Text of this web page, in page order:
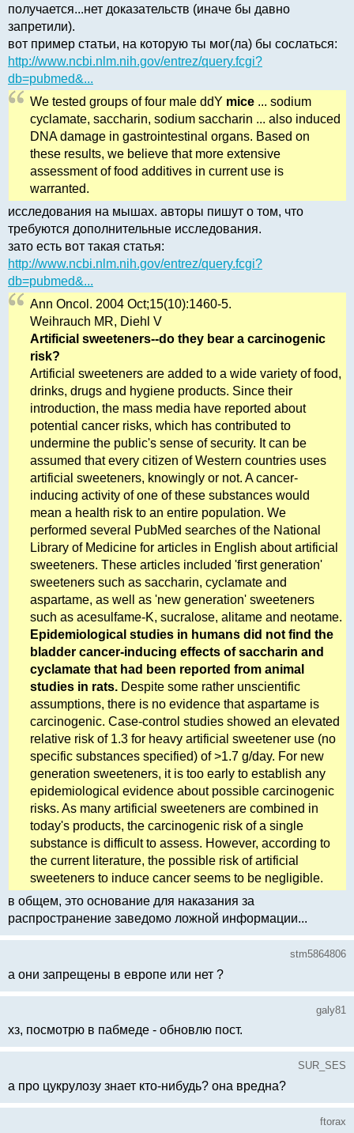
получается...нет доказательств (иначе бы давно
запретили).
вот пример статьи, на которую ты мог(ла) бы сослаться:
http://www.ncbi.nlm.nih.gov/entrez/query.fcgi?
db=pubmed&...
We tested groups of four male ddY mice ... sodium
cyclamate, saccharin, sodium saccharin ... also induced
DNA damage in gastrointestinal organs. Based on
these results, we believe that more extensive
assessment of food additives in current use is
warranted.
исследования на мышах. авторы пишут о том, что
требуются дополнительные исследования.
зато есть вот такая статья:
http://www.ncbi.nlm.nih.gov/entrez/query.fcgi?
db=pubmed&...
Ann Oncol. 2004 Oct;15(10):1460-5.
Weihrauch MR, Diehl V
Artificial sweeteners--do they bear a carcinogenic
risk?
Artificial sweeteners are added to a wide variety of food,
drinks, drugs and hygiene products. Since their
introduction, the mass media have reported about
potential cancer risks, which has contributed to
undermine the public's sense of security. It can be
assumed that every citizen of Western countries uses
artificial sweeteners, knowingly or not. A cancer-
inducing activity of one of these substances would
mean a health risk to an entire population. We
performed several PubMed searches of the National
Library of Medicine for articles in English about artificial
sweeteners. These articles included 'first generation'
sweeteners such as saccharin, cyclamate and
aspartame, as well as 'new generation' sweeteners
such as acesulfame-K, sucralose, alitame and neotame.
Epidemiological studies in humans did not find the
bladder cancer-inducing effects of saccharin and
cyclamate that had been reported from animal
studies in rats. Despite some rather unscientific
assumptions, there is no evidence that aspartame is
carcinogenic. Case-control studies showed an elevated
relative risk of 1.3 for heavy artificial sweetener use (no
specific substances specified) of >1.7 g/day. For new
generation sweeteners, it is too early to establish any
epidemiological evidence about possible carcinogenic
risks. As many artificial sweeteners are combined in
today's products, the carcinogenic risk of a single
substance is difficult to assess. However, according to
the current literature, the possible risk of artificial
sweeteners to induce cancer seems to be negligible.
в общем, это основание для наказания за
распространение заведомо ложной информации...
stm5864806
а они запрещены в европе или нет ?
galy81
хз, посмотрю в пабмеде - обновлю пост.
SUR_SES
а про цукрулозу знает кто-нибудь? она вредна?
ftorax